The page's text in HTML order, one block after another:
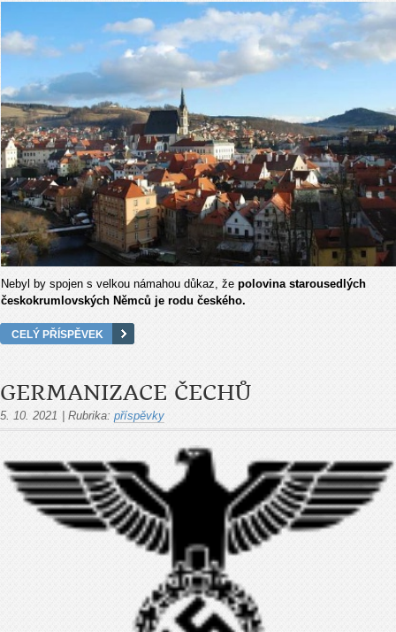
Nebyl by spojen s velkou námahou důkaz, že polovina starousedlých
českokrumlovských Němců je rodu českého.
CELÝ PŘÍSPĚVEK
GERMANIZACE ČECHŮ
5. 10. 2021 Rubrika: příspěvky